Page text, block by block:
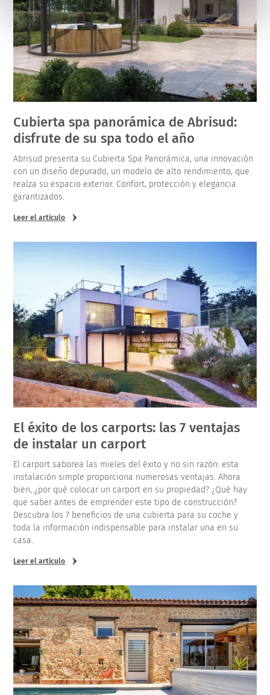
Cubierta spa panorámica de Abrisud:
disfrute de su spa todo el año
Abrisud presenta su Cubierta Spa Panorámica, una innovación
con un diseño depurado, un modelo de alto rendimiento, que
realza su espacio exterior. Confort, protección y elegancia
garantizados.
Leer el artículo
El éxito de los carports: las 7 ventajas
de instalar un carport
El carport saborea las mieles del éxito y no sin razón: esta
instalación simple proporciona numerosas ventajas. Ahora
bien, ¿por qué colocar un carport en su propiedad? ¿Qué hay
que saber antes de emprender este tipo de construcción?
Descubra los 7 beneficios de una cubierta para su coche y
toda la información indispensable para instalar una en su
casa.
Leer el artículo